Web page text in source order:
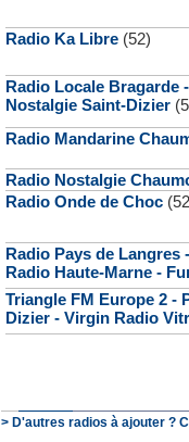
Radio Ka Libre (52)
Radio Locale Bragarde
Nostalgie Saint-Dizier
Radio Mandarine
Radio Nostalgie
Radio Onde de Choc
Radio Pays de Langres
Radio Haute-Marne -
Triangle FM Europe 2 -
Dizier - Virgin Radio
> D'autres radios à ajouter ?